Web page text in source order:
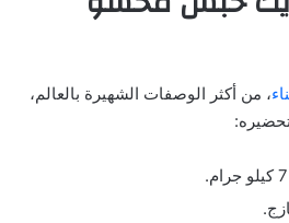
، من أكثر الوصفات الشهيرة بالعالم،